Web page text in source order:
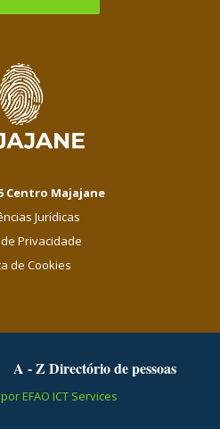
Centro Majajane
Jurídicas
Privacidade
de Cookies
A - Z Directório de pessoas
EFAO ICT Services